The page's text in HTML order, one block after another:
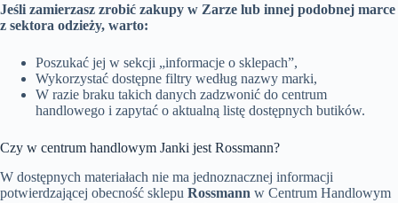
Jeśli zamierzasz zrobić zakupy w Zarze lub innej podobnej marce
z sektora odzieży, warto:
Poszukać jej w sekcji „informacje o sklepach”,
Wykorzystać dostępne filtry według nazwy marki,
W razie braku takich danych zadzwonić do centrum
handlowego i zapytać o aktualną listę dostępnych butików.
Czy w centrum handlowym Janki jest Rossmann?
W dostępnych materiałach nie ma jednoznacznej informacji
potwierdzającej obecność sklepu Rossmann w Centrum Handlowym